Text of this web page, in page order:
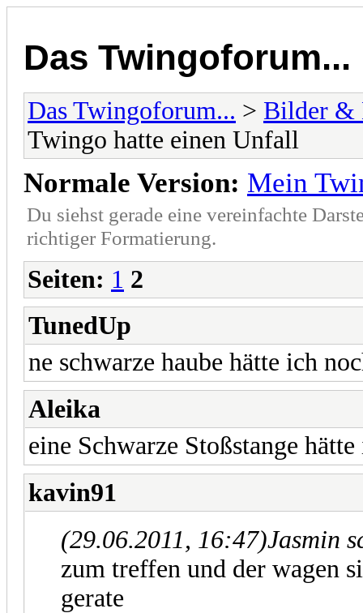
Das Twingoforum...
Das Twingoforum... > Bilder &
Twingo hatte einen Unfall
Normale Version: Mein
Du siehst gerade eine vereinfachte
richtiger Formatierung.
Seiten: 1 2
TunedUp
ne schwarze haube hätte ich
Aleika
eine Schwarze Stoßstange
kavin91
(29.06.2011, 16:47)Jasmin
zum treffen und der wagen
gerate